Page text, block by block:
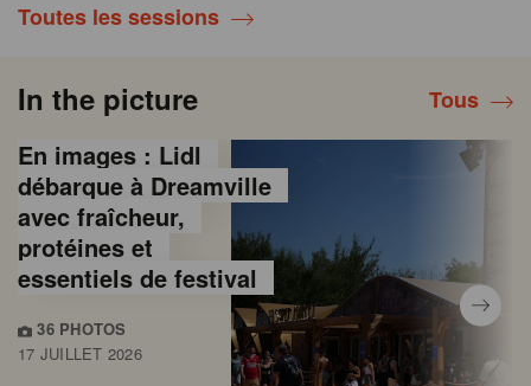
Toutes les sessions
In the picture Tous
En images : Lidl
débarque à Dreamville
avec fraîcheur,
protéines et
essentiels de festival
36 PHOTOS
17 JUILLET 2026